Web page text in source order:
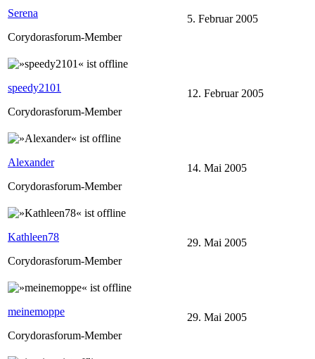
Serena
Corydorasforum-Member
5. Februar 2005
speedy2101
Corydorasforum-Member
12. Februar 2005
Alexander
Corydorasforum-Member
14. Mai 2005
Kathleen78
Corydorasforum-Member
29. Mai 2005
meinemoppe
Corydorasforum-Member
29. Mai 2005